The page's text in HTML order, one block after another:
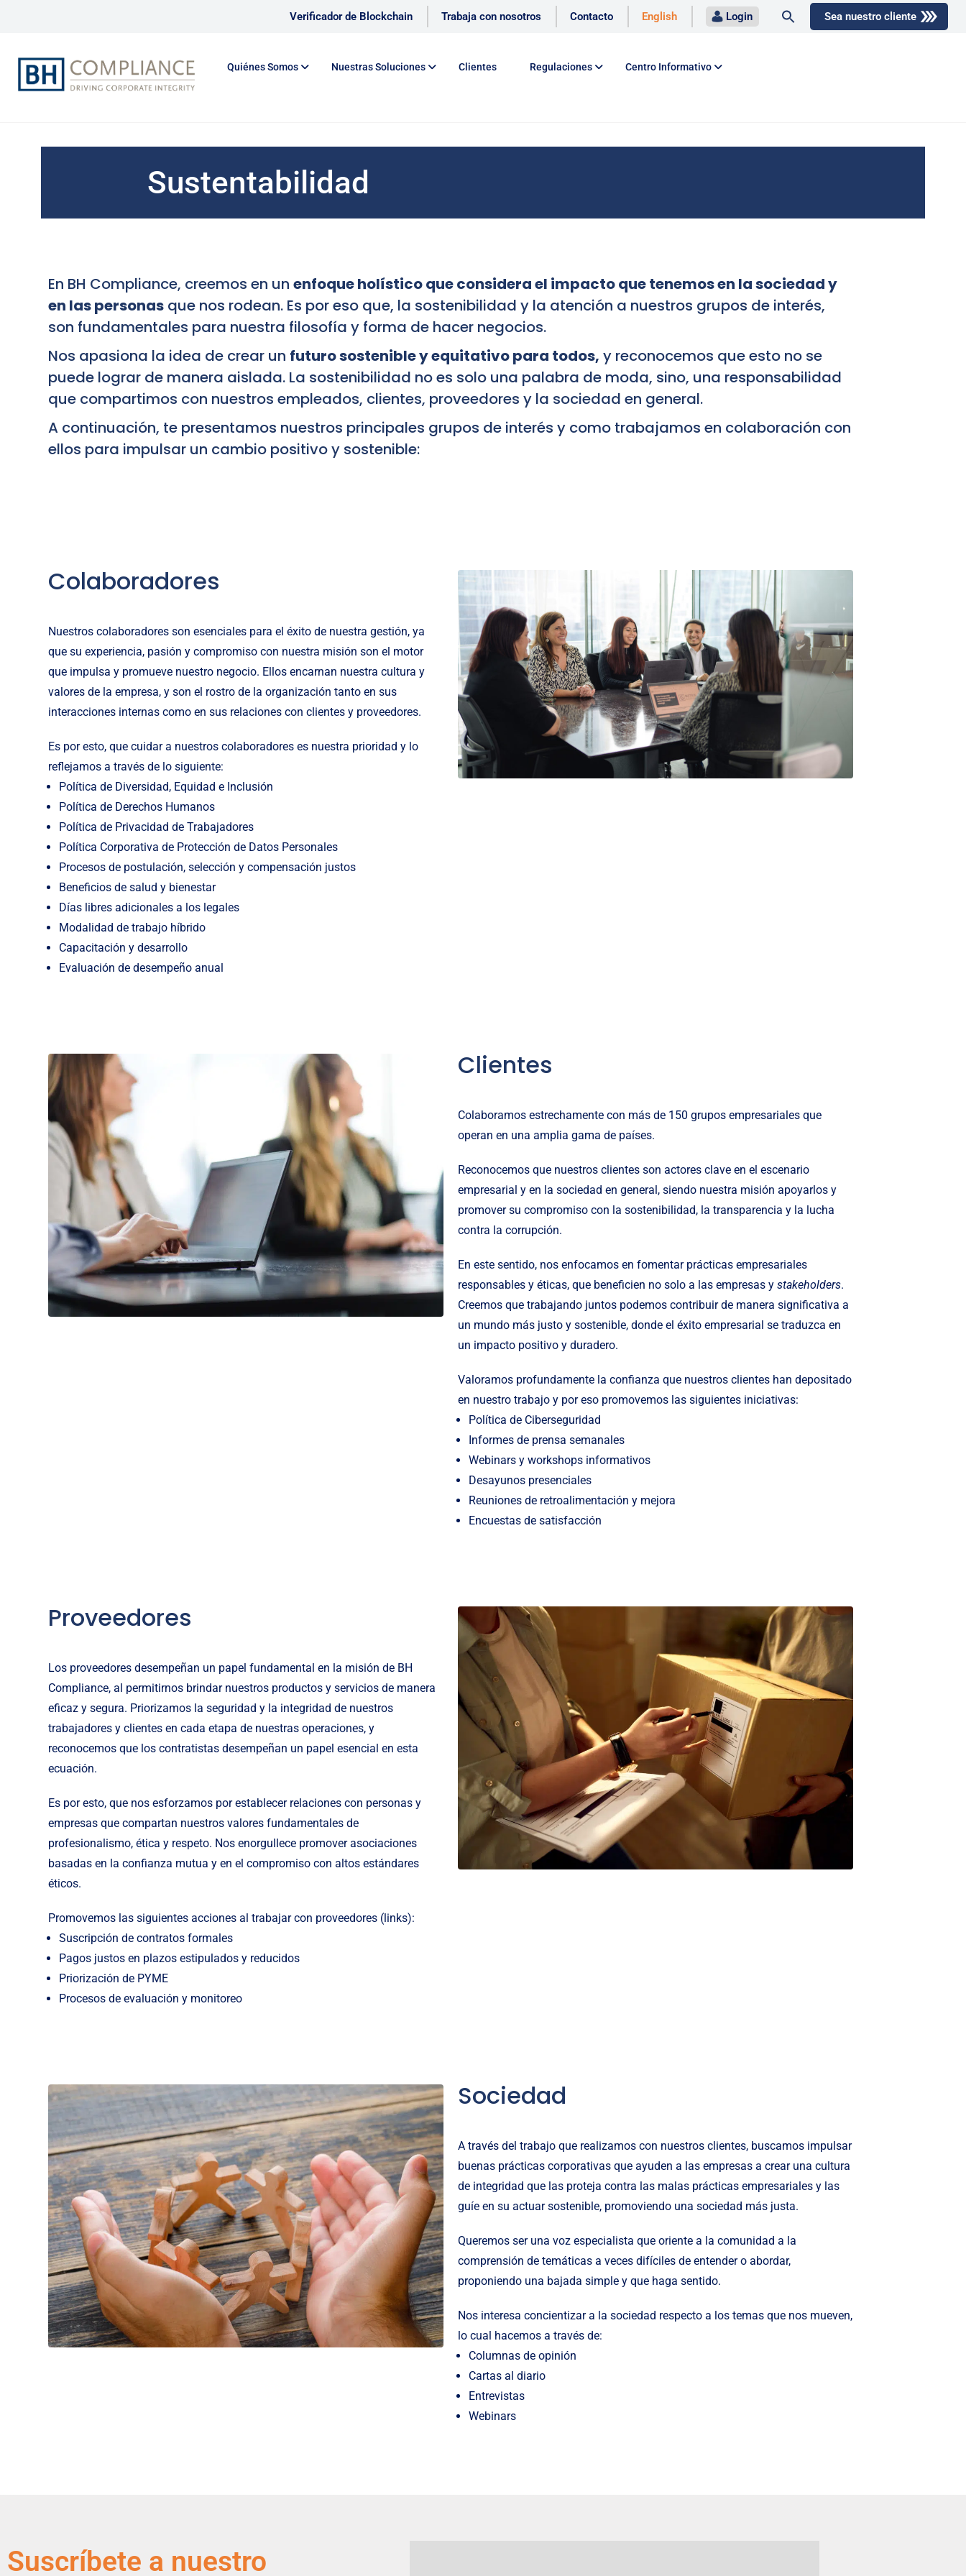
Verificador de Blockchain Trabaja con nosotros Contacto English Login Sea nuestro cliente
Buscar:
Botón de búsqueda
Quiénes Somos Nuestras Soluciones Clientes Regulaciones Centro Informativo
Sustentabilidad
En BH Compliance, creemos en un enfoque holístico que considera el impacto que tenemos en la sociedad y
en las personas que nos rodean. Es por eso que, la sostenibilidad y la atención a nuestros grupos de interés,
son fundamentales para nuestra filosofía y forma de hacer negocios.
Nos apasiona la idea de crear un futuro sostenible y equitativo para todos, y reconocemos que esto no se
puede lograr de manera aislada. La sostenibilidad no es solo una palabra de moda, sino, una responsabilidad
que compartimos con nuestros empleados, clientes, proveedores y la sociedad en general.
A continuación, te presentamos nuestros principales grupos de interés y como trabajamos en colaboración con
ellos para impulsar un cambio positivo y sostenible:
Colaboradores
Nuestros colaboradores son esenciales para el éxito de nuestra gestión, ya
que su experiencia, pasión y compromiso con nuestra misión son el motor
que impulsa y promueve nuestro negocio. Ellos encarnan nuestra cultura y
valores de la empresa, y son el rostro de la organización tanto en sus
interacciones internas como en sus relaciones con clientes y proveedores.
Es por esto, que cuidar a nuestros colaboradores es nuestra prioridad y lo
reflejamos a través de lo siguiente:
Política de Diversidad, Equidad e Inclusión
Política de Derechos Humanos
Política de Privacidad de Trabajadores
Política Corporativa de Protección de Datos Personales
Procesos de postulación, selección y compensación justos
Beneficios de salud y bienestar
Días libres adicionales a los legales
Modalidad de trabajo híbrido
Capacitación y desarrollo
Evaluación de desempeño anual
Clientes
Colaboramos estrechamente con más de 150 grupos empresariales que
operan en una amplia gama de países.
Reconocemos que nuestros clientes son actores clave en el escenario
empresarial y en la sociedad en general, siendo nuestra misión apoyarlos y
promover su compromiso con la sostenibilidad, la transparencia y la lucha
contra la corrupción.
En este sentido, nos enfocamos en fomentar prácticas empresariales
responsables y éticas, que beneficien no solo a las empresas y stakeholders.
Creemos que trabajando juntos podemos contribuir de manera significativa a
un mundo más justo y sostenible, donde el éxito empresarial se traduzca en
un impacto positivo y duradero.
Valoramos profundamente la confianza que nuestros clientes han depositado
en nuestro trabajo y por eso promovemos las siguientes iniciativas:
Política de Ciberseguridad
Informes de prensa semanales
Webinars y workshops informativos
Desayunos presenciales
Reuniones de retroalimentación y mejora
Encuestas de satisfacción
Proveedores
Los proveedores desempeñan un papel fundamental en la misión de BH
Compliance, al permitirnos brindar nuestros productos y servicios de manera
eficaz y segura. Priorizamos la seguridad y la integridad de nuestros
trabajadores y clientes en cada etapa de nuestras operaciones, y
reconocemos que los contratistas desempeñan un papel esencial en esta
ecuación.
Es por esto, que nos esforzamos por establecer relaciones con personas y
empresas que compartan nuestros valores fundamentales de
profesionalismo, ética y respeto. Nos enorgullece promover asociaciones
basadas en la confianza mutua y en el compromiso con altos estándares
éticos.
Promovemos las siguientes acciones al trabajar con proveedores (links):
Suscripción de contratos formales
Pagos justos en plazos estipulados y reducidos
Priorización de PYME
Procesos de evaluación y monitoreo
Sociedad
A través del trabajo que realizamos con nuestros clientes, buscamos impulsar
buenas prácticas corporativas que ayuden a las empresas a crear una cultura
de integridad que las proteja contra las malas prácticas empresariales y las
guíe en su actuar sostenible, promoviendo una sociedad más justa.
Queremos ser una voz especialista que oriente a la comunidad a la
comprensión de temáticas a veces difíciles de entender o abordar,
proponiendo una bajada simple y que haga sentido.
Nos interesa concientizar a la sociedad respecto a los temas que nos mueven,
lo cual hacemos a través de:
Columnas de opinión
Cartas al diario
Entrevistas
Webinars
Suscríbete a nuestro